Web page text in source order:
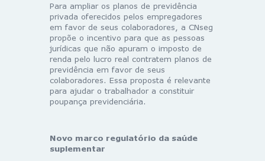
Para ampliar os planos de previdência
privada oferecidos pelos empregadores
em favor de seus colaboradores, a CNseg
propõe o incentivo para que as pessoas
jurídicas que não apuram o imposto de
renda pelo lucro real contratem planos de
previdência em favor de seus
colaboradores. Essa proposta é relevante
para ajudar o trabalhador a constituir
poupança previdenciária.
Novo marco regulatório da saúde
suplementar